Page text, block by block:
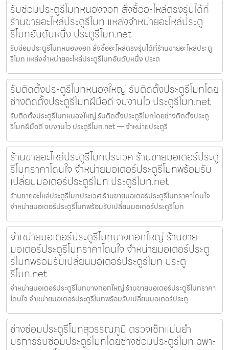
รับซ่อมประตูรีโมทหนองจอก สั่งซื้ออะไหล่ตรงรุ่นได้ที่
ร้านขายอะไหล่ประตูรีโมท แหล่งจำหน่ายอะไหล่ประตู
รีโมทอันดับหนึ่ง ประตูรีโมท.net
รับซ่อมประตูรีโมทหนองจอก สั่งซื้ออะไหล่ตรงรุ่นได้ที่ร้านขายอะไหล่ประตู
รีโมท แหล่งจำหน่ายอะไหล่ประตูรีโมทอันดับหนึ่ง ประต
รับติดตั้งประตูรีโมทหนองใหญ่ รับติดตั้งประตูรีโมทโดย
ช่างติดตั้งประตูรีโมทฝีมือดี จบงานไว ประตูรีโมท.net
รับติดตั้งประตูรีโมทหนองใหญ่ รับติดตั้งประตูรีโมทโดยช่างติดตั้งประตู
รีโมทฝีมือดี จบงานไว ประตูรีโมท.net — จำหน่ายประตูรี
ร้านขายอะไหล่ประตูรีโมทประเวศ ร้านขายมอเตอร์ประตู
รีโมทราคาโดนใจ จำหน่ายมอเตอร์ประตูรีโมทพร้อมรับ
เปลี่ยนมอเตอร์ประตูรีโมท ประตูรีโมท.net
ร้านขายอะไหล่ประตูรีโมทประเวศ ร้านขายมอเตอร์ประตูรีโมทราคาโดนใจ
จำหน่ายมอเตอร์ประตูรีโมทพร้อมรับเปลี่ยนมอเตอร์ประตูรีโมท
จำหน่ายมอเตอร์ประตูรีโมทบางกอกใหญ่ ร้านขาย
มอเตอร์ประตูรีโมทราคาโดนใจ จำหน่ายมอเตอร์ประตู
รีโมทพร้อมรับเปลี่ยนมอเตอร์ประตูรีโมท ประตู
รีโมท.net
จำหน่ายมอเตอร์ประตูรีโมทบางกอกใหญ่ ร้านขายมอเตอร์ประตูรีโมทราคา
โดนใจ จำหน่ายมอเตอร์ประตูรีโมทพร้อมรับเปลี่ยนมอเตอร์ประตู
ช่างซ่อมประตูรีโมทสุวรรณภูมิ ตรวจเช็กแม่นยำ
บริการรับซ่อมประตูรีโมทโดยช่างซ่อมประตูรีโมทเฉพาะ